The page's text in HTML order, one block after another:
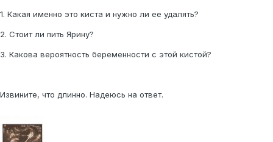
1. Какая именно это киста и нужно ли ее удалять?
2. Стоит ли пить Ярину?
3. Какова вероятность беременности с этой кистой?
Извините, что длинно. Надеюсь на ответ.